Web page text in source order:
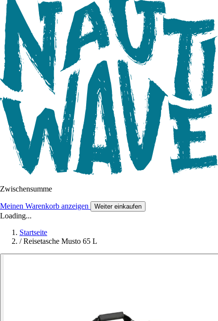
Zwischensumme
Meinen Warenkorb anzeigen Weiter einkaufen
Loading...
Startseite
/ Reisetasche Musto 65 L